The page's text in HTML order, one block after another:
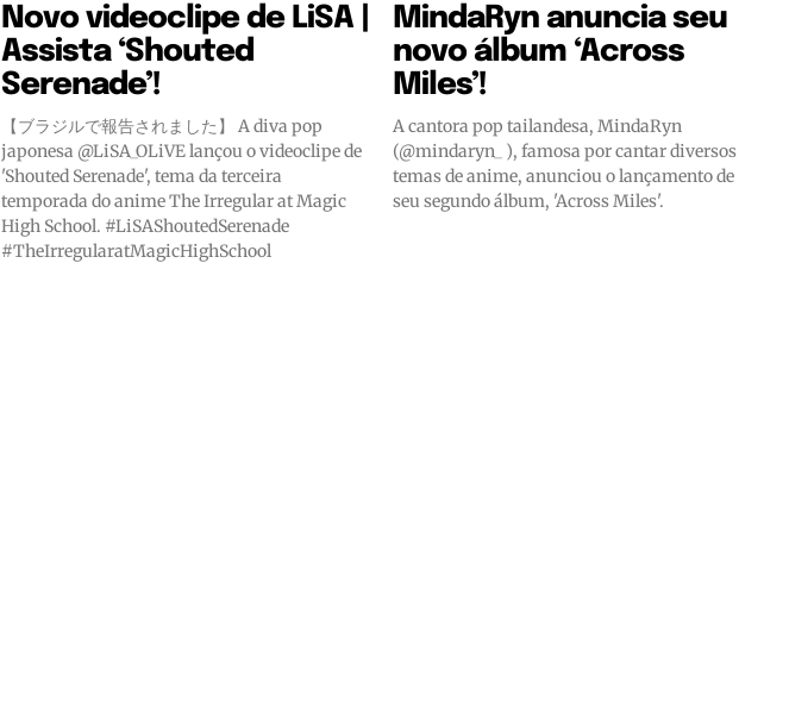
Novo videoclipe de LiSA |
Assista ‘Shouted
Serenade’!
【ブラジルで報告されました】 A diva pop
japonesa @LiSA_OLiVE lançou o videoclipe de
'Shouted Serenade', tema da terceira
temporada do anime The Irregular at Magic
High School. #LiSAShoutedSerenade
#TheIrregularatMagicHighSchool
MindaRyn anuncia seu
novo álbum ‘Across
Miles’!
A cantora pop tailandesa, MindaRyn
(@mindaryn_ ), famosa por cantar diversos
temas de anime, anunciou o lançamento de
seu segundo álbum, 'Across Miles'.